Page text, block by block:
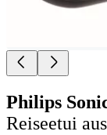
Philips
Reiseetui